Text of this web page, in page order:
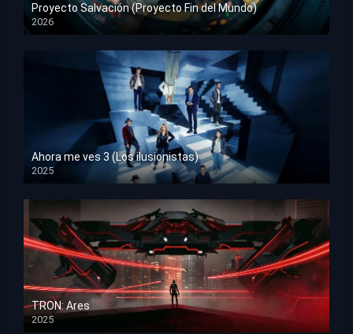
Proyecto Salvación (Proyecto Fin del Mundo)
2026
HD 1080p
Ahora me ves 3 (Los ilusionistas)
2025
HD 1080p
TRON: Ares
2025
HD 1080p